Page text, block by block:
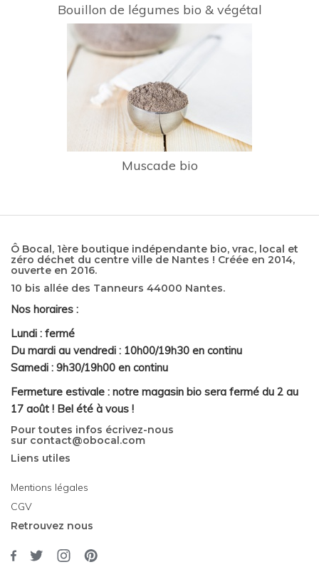
Bouillon de légumes bio & végétal
Muscade bio
Ô Bocal, 1ère boutique indépendante bio, vrac, local et
zéro déchet du centre ville de Nantes ! Créée en 2014,
ouverte en 2016.
10 bis allée des Tanneurs 44000 Nantes.
Nos horaires :
Lundi : fermé
Du mardi au vendredi : 10h00/19h30 en continu
Samedi : 9h30/19h00 en continu
Fermeture estivale : notre magasin bio sera fermé du 2 au
17 août ! Bel été à vous !
Pour toutes infos écrivez-nous
sur contact@obocal.com
Liens utiles
Mentions légales
CGV
Retrouvez nous